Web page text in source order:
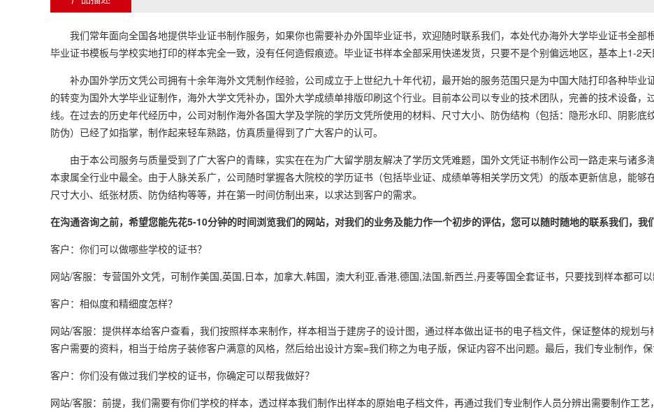
我们常年面向全国各地提供毕业证书制作服务，如果你也需要补办外国毕业证书，欢迎随时联系我们，本处代办海外大学毕业证书全部
毕业证书模板与学校实地打印的样本完全一致，没有任何造假痕迹。毕业证书样本全部采用快递发货，只要不是个别偏远地区，基本上1-2天
补办国外学历文凭公司拥有十余年海外文凭制作经验，公司成立于上世纪九十年代初，最开始的服务范围只是为中国大陆打印各种毕业
的转变为国外大学毕业证制作，海外大学文凭补办，国外大学成绩单排版印刷这个行业。目前本公司以专业的技术团队，完善的技术设备
线。在过去的历史年代经历中，公司对制作海外各国大学及学院的学历文凭所使用的材料、尺寸大小、防伪结构（包括：隐形水印、阴影
防伪）已经了如指掌，制作起来轻车熟路，仿真质量得到了广大客户的认可。
由于本公司服务与质量受到了广大客户的青睐，实实在在为广大留学朋友解决了学历文凭难题，国外文凭证书制作公司一路走来与诸多
本隶属全行业中最全。由于人脉关系广，公司随时掌握各大院校的学历证书（包括毕业证、成绩单等相关学历文凭）的版本更新信息，能够
尺寸大小、纸张材质、防伪结构等等，并在第一时间仿制出来，以求达到客户的需求。
在沟通咨询之前，希望您能先花5-10分钟的时间浏览我们的网站，对我们的业务及能力作一个初步的评估，您可以随时随地的联系我们，我
客户：你们可以做哪些学校的证书？
网站/客服：专营国外文凭，可制作美国,英国,日本，加拿大,韩国，澳大利亚,香港,德国,法国,新西兰,丹麦等国全套证书，只要找到样本都可以
客户：相似度和精细度怎样？
网站/客服：提供样本给客户查看，我们按照样本来制作，样本相当于建房子的设计图，通过样本做出证书的电子档文件，保证整体的规划
客户需要的资料，相当于给房子装修客户满意的风格，然后给出设计方案=我们称之为电子版，保证内容不出问题。最后，我们专业制作，保
客户：你们没有做过我们学校的证书，你确定可以帮我做好？
网站/客服：前提，我们需要有你们学校的样本，透过样本我们制作出样本的原始电子档文件，再通过我们专业制作人员分辨出需要制作工艺